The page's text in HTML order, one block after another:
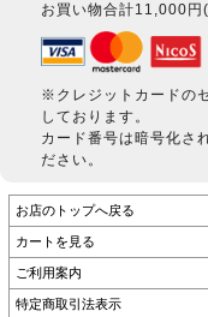
お買い物合計11,000円
※クレジットカードの
しております。
カード番号は暗号化さ
ださい。
お店のトップへ戻る
カートを見る
ご利用案内
特定商取引法表示